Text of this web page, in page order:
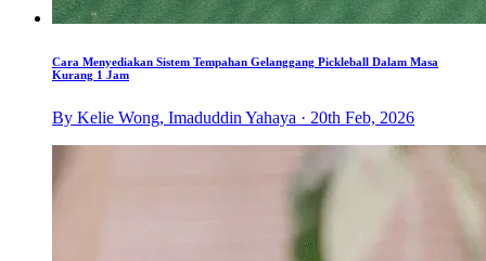
Cara Menyediakan Sistem Tempahan Gelanggang Pickleball Dalam Masa
Kurang 1 Jam
By Kelie Wong, Imaduddin Yahaya · 20th Feb, 2026